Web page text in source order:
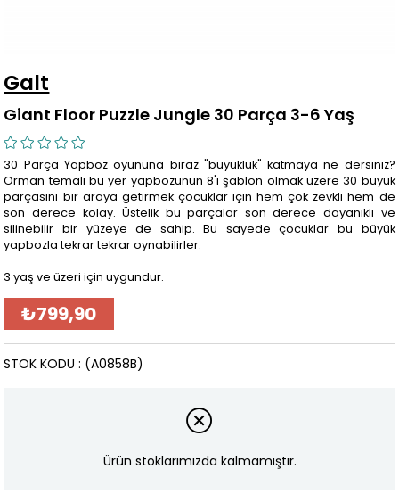
Galt
Giant Floor Puzzle Jungle 30 Parça 3-6 Yaş
30 Parça Yapboz oyununa biraz "büyüklük" katmaya ne dersiniz?
Orman temalı bu yer yapbozunun 8'i şablon olmak üzere 30 büyük
parçasını bir araya getirmek çocuklar için hem çok zevkli hem de
son derece kolay. Üstelik bu parçalar son derece dayanıklı ve
silinebilir bir yüzeye de sahip. Bu sayede çocuklar bu büyük
yapbozla tekrar tekrar oynabilirler.
3 yaş ve üzeri için uygundur.
₺799,90
(A0858B)
STOK KODU
Ürün stoklarımızda kalmamıştır.